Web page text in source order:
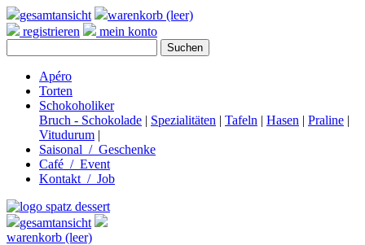
gesamtansicht
warenkorb (leer)
registrieren
mein konto
Apéro
Torten
Schokoholiker
Bruch - Schokolade | Spezialitäten | Tafeln | Hasen | Praline |
Vitudurum |
Saisonal / Geschenke
Café / Event
Kontakt / Job
gesamtansicht
warenkorb (leer)